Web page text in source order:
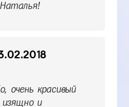
очень красивый
изящно и